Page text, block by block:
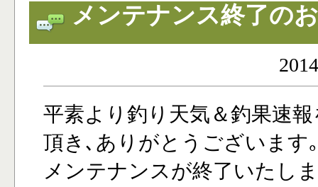
メンテナンス終了の
平素より釣り天気＆釣果速
頂き､ありがとうございます
メンテナンスが終了いたし